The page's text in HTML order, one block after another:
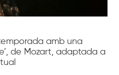
amb una
de Mozart, adaptada a